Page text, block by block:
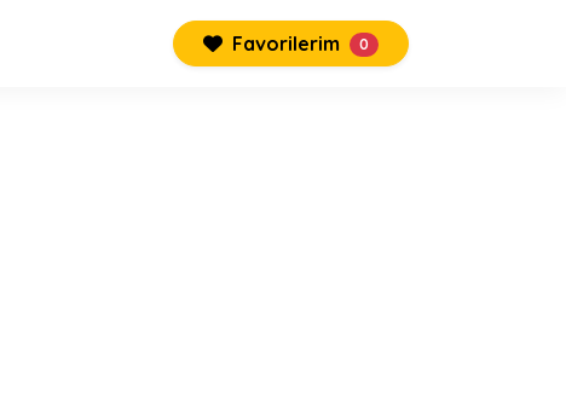
Favorilerim 0